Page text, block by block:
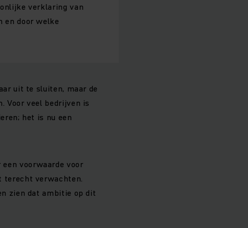
verklaring van
en door welke
uit te sluiten, maar de
Voor veel bedrijven is
het is nu een
voorwaarde voor
terecht verwachten.
zien dat ambitie op dit